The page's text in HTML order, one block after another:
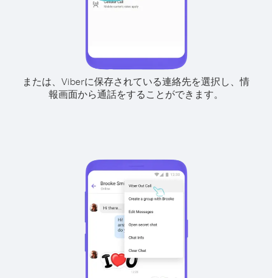
または、Viberに保存されている連絡先を選択し、情
報画面から通話をすることができます。